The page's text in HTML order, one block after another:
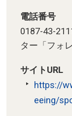
電話番号
0187-43-
ター「フォ
サイトURL
https://
eeing/